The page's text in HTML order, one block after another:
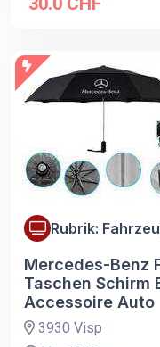
Rubrik:
Mercedes-Benz
Taschen Schirm
Accessoire Auto
3930 Visp